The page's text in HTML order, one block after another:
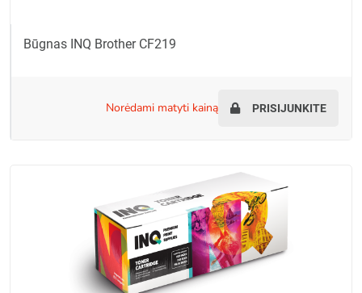
Būgnas INQ Brother CF219
norėdami matyti kainą PRISIJUNKITE